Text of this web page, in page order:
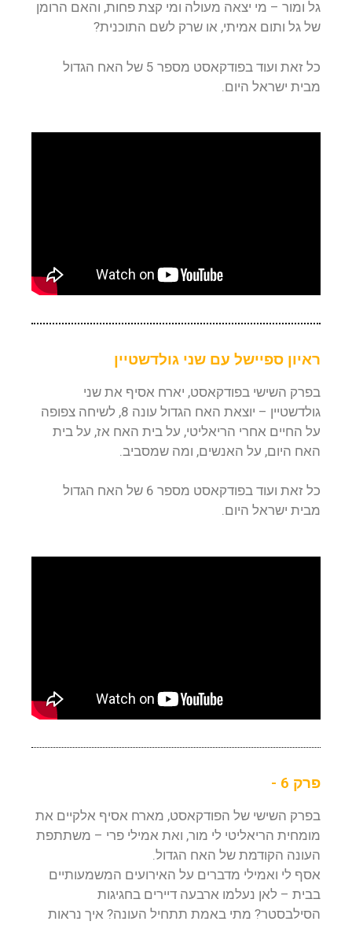
גל ומור – מי יצאה מעולה ומי קצת פחות, והאם הרומן
של גל ותום אמיתי, או שרק לשם התוכנית?
כל זאת ועוד בפודקאסט מספר 5 של האח הגדול
מבית ישראל היום.
ראיון ספיישל עם שני גולדשטיין
בפרק השישי בפודקאסט, יארח אסיף את שני
גולדשטיין – יוצאת האח הגדול עונה 8, לשיחה צפופה
על החיים אחרי הריאליטי, על בית האח אז, על בית
האח היום, על האנשים, ומה שמסביב.
כל זאת ועוד בפודקאסט מספר 6 של האח הגדול
מבית ישראל היום.
פרק 6 -
בפרק השישי של הפודקאסט, מארח אסיף אלקיים את
מומחית הריאליטי לי מור, ואת אמילי פרי – משתתפת
העונה הקודמת של האח הגדול.
אסף לי ואמילי מדברים על האירועים המשמעותיים
בבית – לאן נעלמו ארבעה דיירים בחגיגות
הסילבסטר? מתי באמת תתחיל העונה? איך נראות